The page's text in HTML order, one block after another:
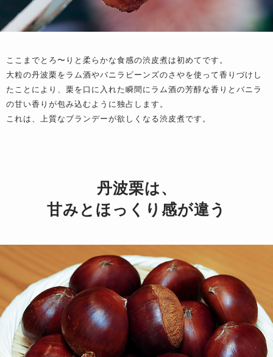
ここまでとろ〜りと柔らかな食感の渋皮煮は初めてです。
大粒の丹波栗をラム酒やバニラビーンズのさやを使って香りづけし
たことにより、栗を口に入れた瞬間にラム酒の芳醇な香りとバニラ
の甘い香りが包み込むように独占します。
これは、上質なブランデーが欲しくなる渋皮煮です。
丹波栗は、
甘みとほっくり感が違う